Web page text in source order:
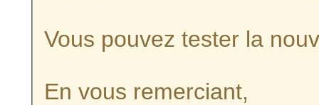
Vous pouvez tester la
En vous remerciant,